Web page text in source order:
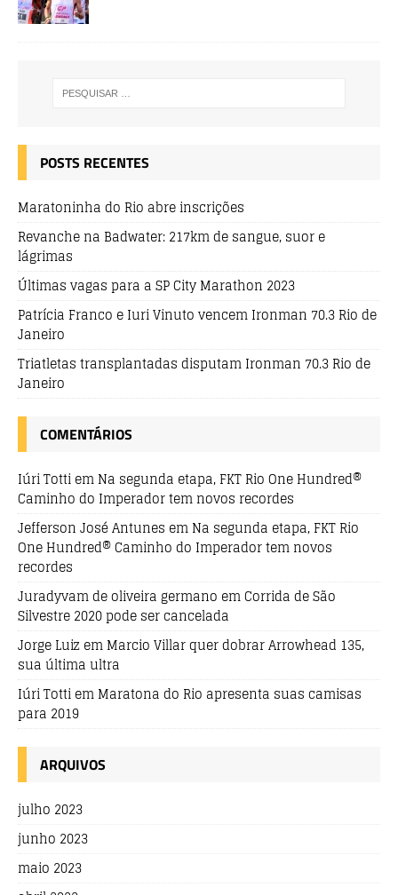
POSTS RECENTES
Maratoninha do Rio abre inscrições
Revanche na Badwater: 217km de sangue, suor e
lágrimas
Últimas vagas para a SP City Marathon 2023
Patrícia Franco e Iuri Vinuto vencem Ironman 70.3 Rio de
Janeiro
Triatletas transplantadas disputam Ironman 70.3 Rio de
Janeiro
COMENTÁRIOS
Iúri Totti em Na segunda etapa, FKT Rio One Hundred®
Caminho do Imperador tem novos recordes
Jefferson José Antunes em Na segunda etapa, FKT Rio
One Hundred® Caminho do Imperador tem novos
recordes
Juradyvam de oliveira germano emCorrida de São
Silvestre 2020 pode ser cancelada
Jorge Luiz em Marcio Villar quer dobrar Arrowhead 135,
sua última ultra
Iúri Totti em Maratona do Rio apresenta suas camisas
para 2019
ARQUIVOS
julho 2023
junho 2023
maio 2023